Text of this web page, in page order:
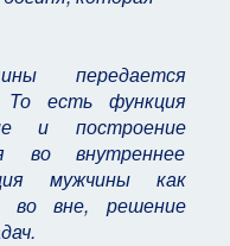
передается
То есть функция
и построение
во внутреннее
мужчины как
во вне, решение